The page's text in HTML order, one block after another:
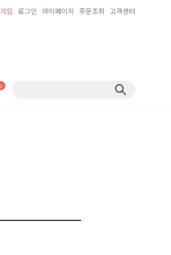
입 로그인 마이페이지 주문조회 고객센터
0